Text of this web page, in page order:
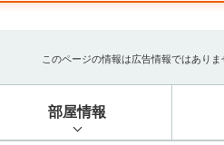
このページの情報は広告情報ではあり
部屋情報